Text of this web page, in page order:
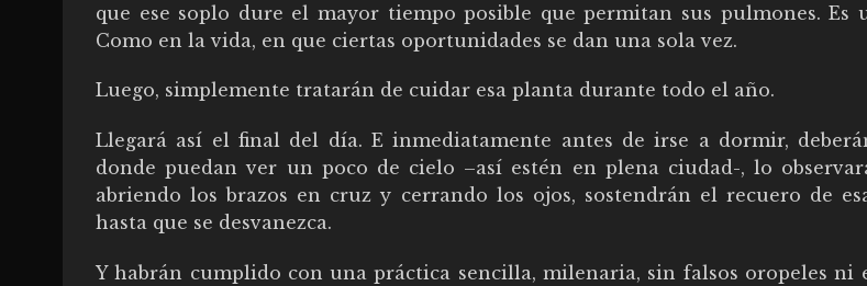
que ese soplo dure el mayor tiempo posible que permitan sus pulmones. Es
Como en la vida, en que ciertas oportunidades se dan una sola vez.
Luego, simplemente tratarán de cuidar esa planta durante todo el año.
Llegará así el final del día. E inmediatamente antes de irse a dormir,
donde puedan ver un poco de cielo –así estén en plena ciudad-, lo
abriendo los brazos en cruz y cerrando los ojos, sostendrán el recuero de
hasta que se desvanezca.
Y habrán cumplido con una práctica sencilla, milenaria, sin falsos oropeles ni